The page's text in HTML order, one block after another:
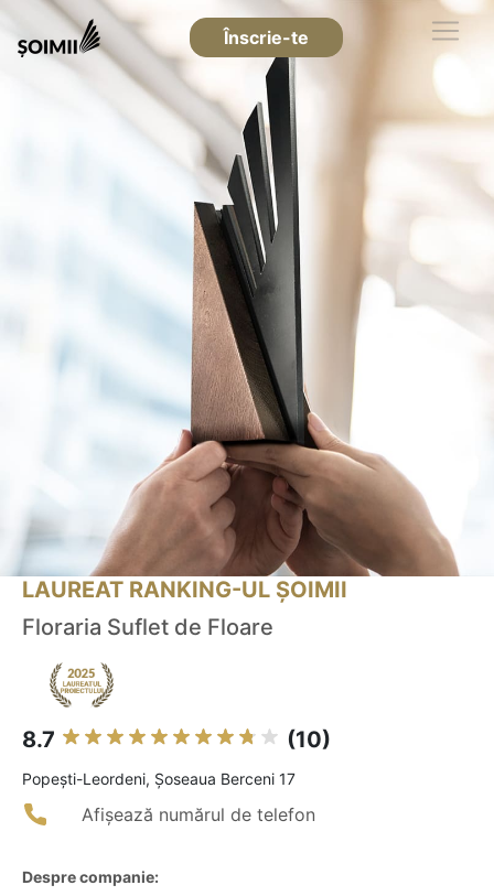
Înscrie-te
LAUREAT RANKING-UL ȘOIMII
Floraria Suflet de Floare
8.7 (10)
Popeşti-Leordeni, Șoseaua Berceni 17
Afișează numărul de telefon
Despre companie: